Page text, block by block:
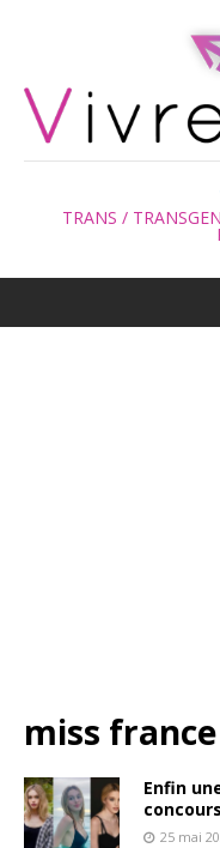
TRANS /
miss france
Enfin
25 mai